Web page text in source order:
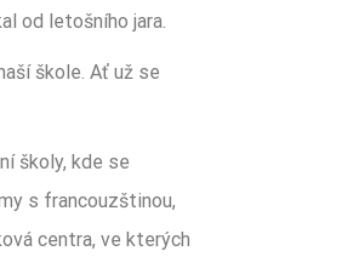
od letošního jara.
škole. Ať už se
školy, kde se
s francouzštinou,
centra, ve kterých